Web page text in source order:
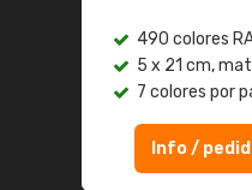
490 colores
5 x 21 cm,
7 colores por
Info /